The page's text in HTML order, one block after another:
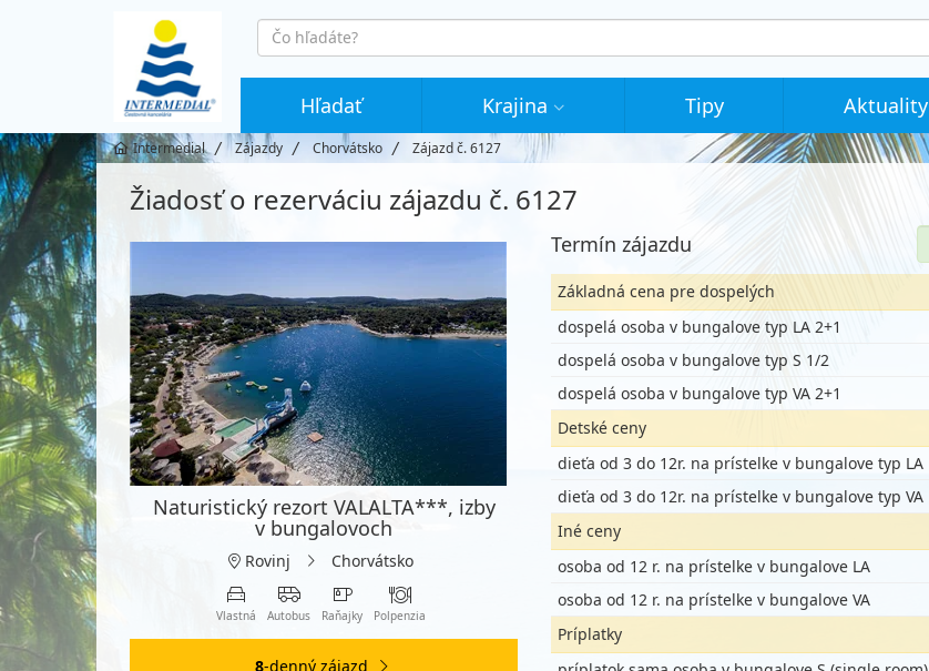
co
hledáte
Hľadať Krajina Tipy Aktuality
Intermedial Zájazdy Chorvátsko Zájazd č. 6127
Žiadosť o rezerváciu zájazdu č. 6127
Naturistický rezort VALALTA***, izby
v bungalovoch
Rovinj Chorvátsko
Vlastná Autobus Raňajky Polpenzia
8-denný zájazd
Termín zájazdu
Základná cena pre dospelých
dospelá osoba v bungalove typ LA 2+1
dospelá osoba v bungalove typ S 1/2
dospelá osoba v bungalove typ VA 2+1
Detské ceny
dieťa od 3 do 12r. na prístelke v bungalove typ LA
dieťa od 3 do 12r. na prístelke v bungalove typ VA
Iné ceny
osoba od 12 r. na prístelke v bungalove LA
osoba od 12 r. na prístelke v bungalove VA
Príplatky